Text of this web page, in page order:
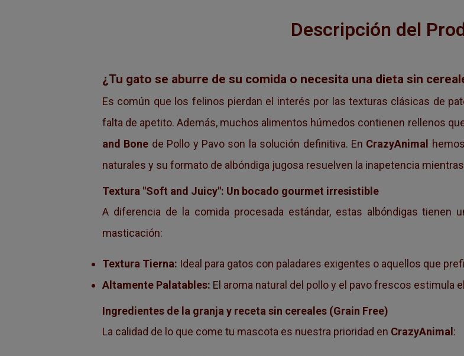
Descripción del
¿Tu gato se aburre de su comida o necesita una dieta sin
Es común que los felinos pierdan el interés por las texturas clásicas de
falta de apetito. Además, muchos alimentos húmedos contienen rellenos
and Bone de Pollo y Pavo son la solución definitiva. En CrazyAnimal
naturales y su formato de albóndiga jugosa resuelven la inapetencia
Textura "Soft and Juicy": Un bocado gourmet irresistible
A diferencia de la comida procesada estándar, estas albóndigas tienen
masticación:
Textura Tierna: Ideal para gatos con paladares exigentes o aquellos que
Altamente Palatables: El aroma natural del pollo y el pavo frescos estimula
Ingredientes de la granja y receta sin cereales (Grain Free)
La calidad de lo que come tu mascota es nuestra prioridad en CrazyAnimal: